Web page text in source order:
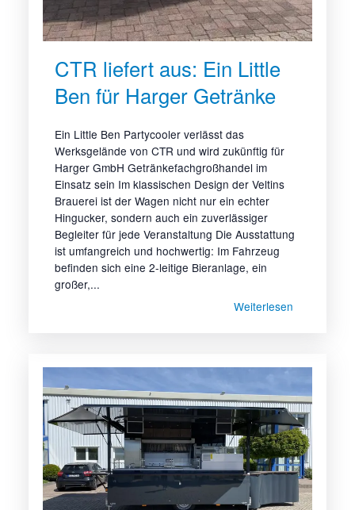
CTR liefert aus: Ein Little
Ben für Harger Getränke
Ein Little Ben Partycooler verlässt das
Werksgelände von CTR und wird zukünftig für
Harger GmbH Getränkefachgroßhandel im
Einsatz sein Im klassischen Design der Veltins
Brauerei ist der Wagen nicht nur ein echter
Hingucker, sondern auch ein zuverlässiger
Begleiter für jede Veranstaltung Die Ausstattung
ist umfangreich und hochwertig: Im Fahrzeug
befinden sich eine 2-leitige Bieranlage, ein
großer,...
Weiterlesen